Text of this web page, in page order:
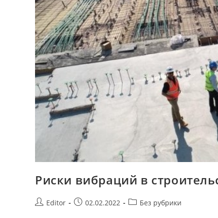
Риски вибраций в
PostEditor
Запись02.02.2022
PostБез рубрики